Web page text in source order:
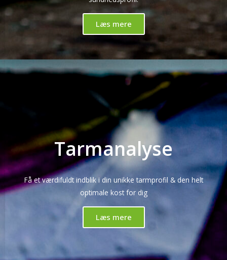
Læs mere
Tarmanalyse
Få et værdifuldt indblik i din unikke tarmprofil & den helt
optimale kost for dig
Læs mere